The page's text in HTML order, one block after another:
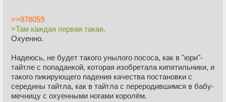
>>878059
>Там каждая первая такая.
Охуенно.
Надеюсь, не будет такого унылого пососа, как в "юри"-
тайтле с попаданкой, которая изобретала кипятильники, и
такого пикирующего падения качества постановки с
середины тайтла, как в тайтла с переродившимся в бабу-
мечницу с охуенными ногами королём.